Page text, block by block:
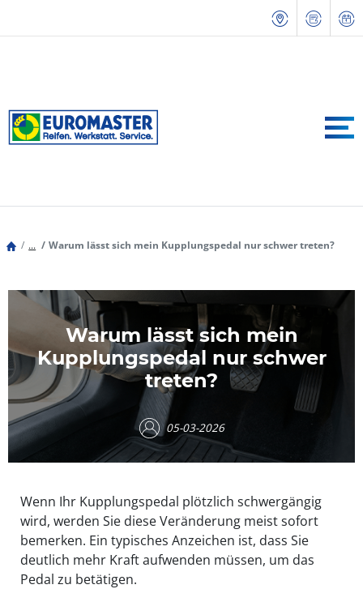
... Warum lässt sich mein Kupplungspedal nur schwer treten?
Warum lässt sich mein
Kupplungspedal nur schwer
treten?
05-03-2026
Wenn Ihr Kupplungspedal plötzlich schwergängig
wird, werden Sie diese Veränderung meist sofort
bemerken. Ein typisches Anzeichen ist, dass Sie
deutlich mehr Kraft aufwenden müssen, um das
Pedal zu betätigen.